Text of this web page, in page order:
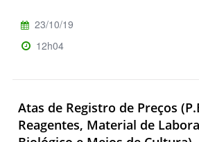
23/10/19
12h04
Atas de Registro de Preços
Reagentes, Material de